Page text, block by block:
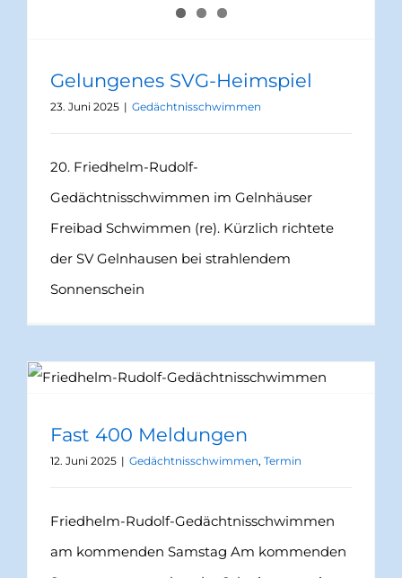
Gedächtnisschwimmen im Gelnhäuser
der SV Gelnhausen bei strahlendem
Sonnenschein
Fast 400 Meldungen
12. Juni 2025 | Gedächtnisschwimmen, Termin
Friedhelm-Rudolf-Gedächtnisschwimmen
am kommenden Samstag Am kommenden